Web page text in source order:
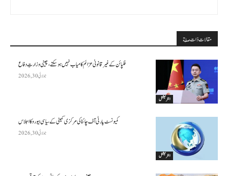
مقالات ذات صلة
انٹرنیشنل
فلپائن کے غیر قانونی عزائم کامیاب نہیں ہو سکتے ، چینی وزارتِ دفاع
جولائی 30, 2026
انٹرنیشنل
کمیونسٹ پارٹی آف چائنا کی مرکزی کمیٹی کے سیاسی بیورو کا اجلاس
جولائی 30, 2026